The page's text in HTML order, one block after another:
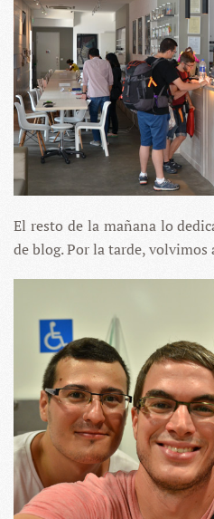
El resto de la mañana lo
de blog. Por la tarde, volvimos